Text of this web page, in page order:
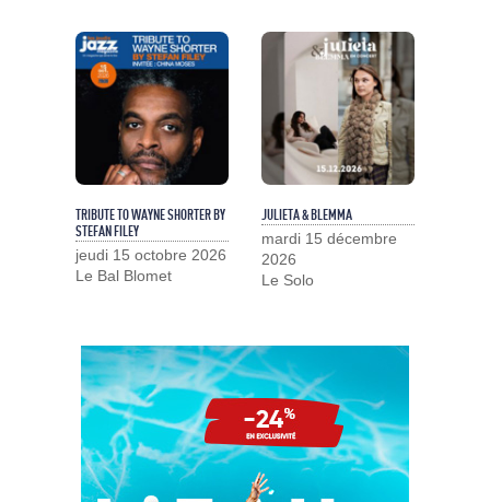
TRIBUTE TO WAYNE SHORTER BY
STEFAN FILEY
jeudi 15 octobre 2026
Le Bal Blomet
JULIETA & BLEMMA
mardi 15 décembre
2026
Le Solo